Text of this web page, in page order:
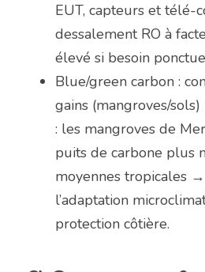
EUT, capteurs et télé-
dessalement RO à
élevé si besoin
Blue/green carbon :
gains (mangroves/
: les mangroves de
puits de carbone plus
moyennes tropicales
l’adaptation
protection côtière.